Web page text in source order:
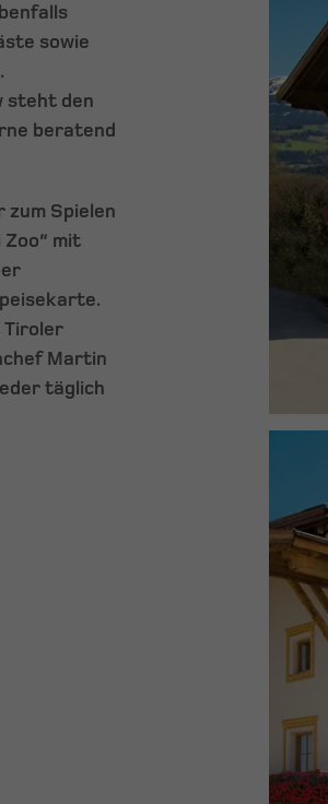
sowie
steht den
beratend
zum Spielen
Zoo“ mit
Tiroler
Martin
täglich